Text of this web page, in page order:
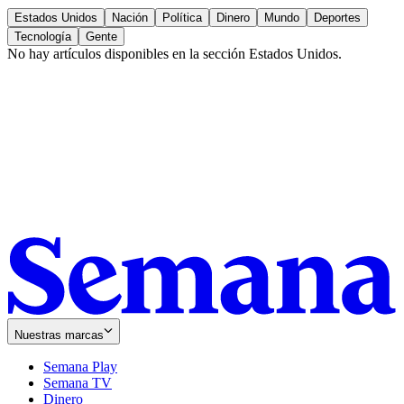
Estados Unidos Nación Política Dinero Mundo
Deportes
Tecnología
Gente
No hay artículos disponibles en la sección Estados Unidos.
Nuestras marcas
Semana Play
Semana TV
Dinero